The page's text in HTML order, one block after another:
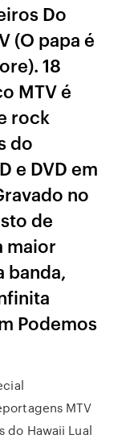
Do
(O papa é
18
MTV é
rock
do
e DVD em
no
de
maior
banda,
Podemos
MTV
do Hawaii Lual